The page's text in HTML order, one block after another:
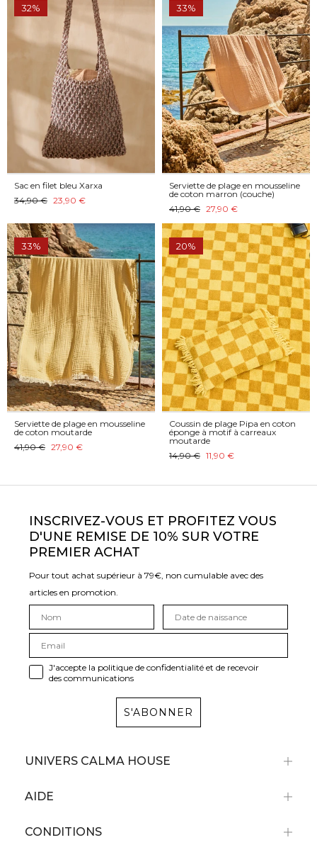
32%
Sac en filet bleu Xarxa
34,90 € 23,90 €
33%
Serviette de plage en mousseline
de coton marron (couche)
41,90 € 27,90 €
33%
Serviette de plage en mousseline
de coton moutarde
41,90 € 27,90 €
20%
Coussin de plage Pipa en coton
éponge à motif à carreaux
moutarde
14,90 € 11,90 €
INSCRIVEZ-VOUS ET PROFITEZ VOUS
D'UNE REMISE DE 10% SUR VOTRE
PREMIER ACHAT
Pour tout achat supérieur à 79€, non cumulable avec des
articles en promotion.
J'accepte la politique de confidentialité et de recevoir
des communications
S'ABONNER
UNIVERS CALMA HOUSE
AIDE
CONDITIONS